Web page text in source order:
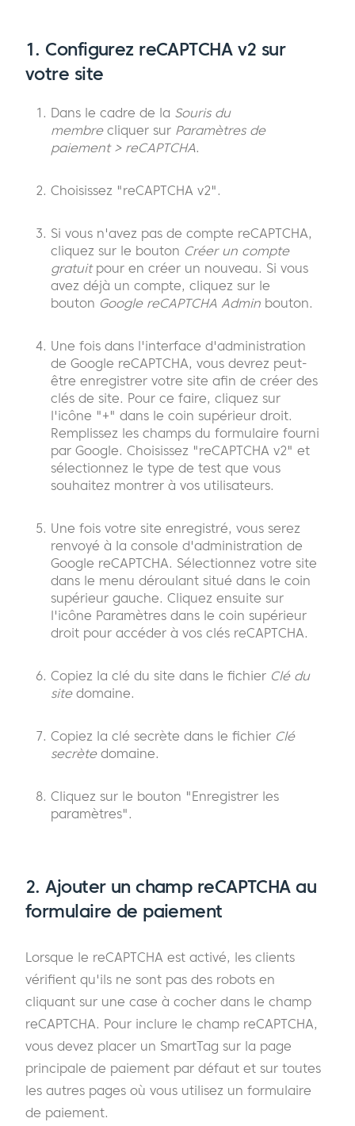
1. Configurez reCAPTCHA v2 sur
votre site
Dans le cadre de la Souris du
membrecliquer sur Paramètres de
paiement > reCAPTCHA.
Choisissez "reCAPTCHA v2".
Si vous n'avez pas de compte reCAPTCHA,
cliquez sur le bouton Créer un compte
gratuitpour en créer un nouveau. Si vous
avez déjà un compte, cliquez sur le
bouton Google reCAPTCHA Admin bouton.
Une fois dans l'interface d'administration
de Google reCAPTCHA, vous devrez peut-
être enregistrer votre site afin de créer des
clés de site. Pour ce faire, cliquez sur
l'icône "+" dans le coin supérieur droit.
Remplissez les champs du formulaire fourni
par Google. Choisissez "reCAPTCHA v2" et
sélectionnez le type de test que vous
souhaitez montrer à vos utilisateurs.
Une fois votre site enregistré, vous serez
renvoyé à la console d'administration de
Google reCAPTCHA. Sélectionnez votre site
dans le menu déroulant situé dans le coin
supérieur gauche. Cliquez ensuite sur
l'icône Paramètres dans le coin supérieur
droit pour accéder à vos clés reCAPTCHA.
Copiez la clé du site dans le fichier Clé du
sitedomaine.
Copiez la clé secrète dans le fichier Clé
secrètedomaine.
Cliquez sur le bouton "Enregistrer les
paramètres".
2. Ajouter un champ reCAPTCHA au
formulaire de paiement
Lorsque le reCAPTCHA est activé, les clients
vérifient qu'ils ne sont pas des robots en
cliquant sur une case à cocher dans le champ
reCAPTCHA. Pour inclure le champ reCAPTCHA,
vous devez placer un SmartTag sur la page
principale de paiement par défaut et sur toutes
les autres pages où vous utilisez un formulaire
de paiement.